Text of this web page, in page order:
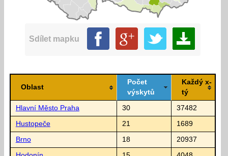
Sdílet mapku
Oblast
Počet
výskytů
Každý x-
tý
Hlavní Město Praha 30 37482
Hustopeče 21 1689
Brno 18 20937